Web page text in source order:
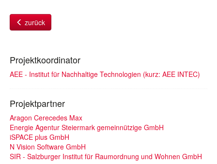
zurück
Projektkoordinator
AEE - Institut für Nachhaltige Technologien (kurz: AEE INTEC)
Projektpartner
Aragon Cerecedes Max
Energie Agentur Steiermark gemeinnützige GmbH
iSPACE plus GmbH
N Vision Software GmbH
SIR - Salzburger Institut für Raumordnung und Wohnen GmbH